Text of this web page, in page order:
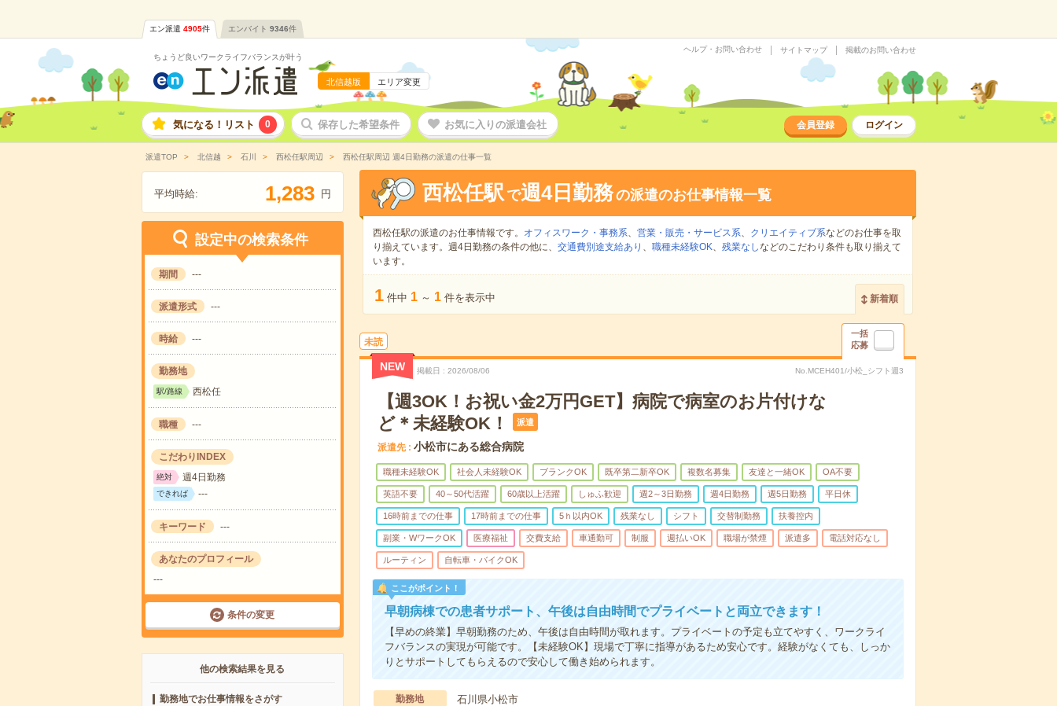
エン派遣 4905件 エンバイト 9346件
ちょうど良いワークライフバランスが叶う
北信越版 エリア変更
ヘルプ・お問い合わせ サイトマップ 掲載のお問い合わせ
気になる！リスト 0 保存した希望条件 お気に入りの派遣会社 会員登録 ログイン
派遣TOP 北信越 石川 西松任駅周辺 西松任駅周辺 週4日勤務の派遣の仕事一覧
平均時給: 1,283 円
設定中の検索条件
期間 ---
派遣形式 ---
時給 ---
勤務地
駅/路線 西松任
職種 ---
こだわりINDEX
絶対 週4日勤務
できれば ---
キーワード ---
あなたのプロフィール
---
条件の変更
他の検索結果を見る
勤務地でお仕事情報をさがす
西松任駅 で週4日勤務の派遣のお仕事情報一覧
西松任駅の派遣のお仕事情報です。 オフィスワーク・事務系、 営業・販売・サービス系、 クリエイティブ系などのお仕事を取
り揃えています。週4日勤務の条件の他に、 交通費別途支給あり 、 職種未経験OK、 残業なしなどのこだわり条件も取り揃えて
います。
1 件中 1 ～ 1 件を表示中 新着順
未読
一括
応募
NEW 掲載日 2026/08/06 No.MCEH401/小松_シフト週3
【週3OK！お祝い金2万円GET】病院で病室のお片付けな
ど＊未経験OK！
派遣
派遣先 小松市にある総合病院
職種未経験OK 社会人未経験OK ブランクOK 既卒第二新卒OK 複数名募集 友達と一緒OK OA不要
英語不要 40～50代活躍 60歳以上活躍 しゅふ歓迎 週2～3日勤務 週4日勤務 週5日勤務 平日休
16時前までの仕事 17時前までの仕事 5ｈ以内OK 残業なし シフト 交替制勤務 扶養控内
副業・WワークOK 医療福祉 交費支給 車通勤可 制服 週払いOK 職場が禁煙 派遣多 電話対応なし
ルーティン 自転車・バイクOK
ここがポイント！
早朝病棟での患者サポート、午後は自由時間でプライベートと両立できます！
【早めの終業】早朝勤務のため、午後は自由時間が取れます。プライベートの予定も立てやすく、ワークライ
フバランスの実現が可能です。【未経験OK】現場で丁寧に指導があるため安心です。経験がなくても、しっか
りとサポートしてもらえるので安心して働き始められます。
勤務地
石川県小松市